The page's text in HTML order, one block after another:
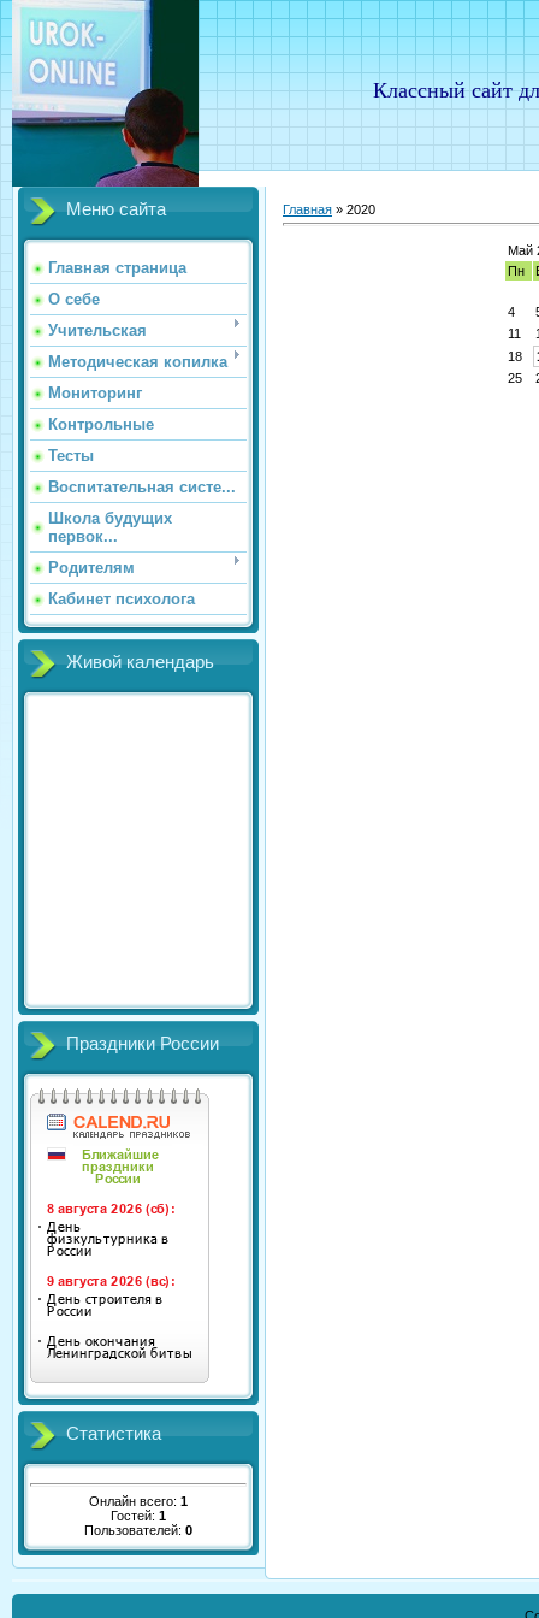
Классный сайт
Меню сайта
Главная страница
О себе
Учительская
Методическая копилка
Мониторинг
Контрольные
Тесты
Воспитательная систе...
Школа будущих
первок...
Родителям
Кабинет психолога
Живой календарь
Праздники России
Статистика
Онлайн всего: 1
Гостей: 1
Пользователей: 0
Главная » 2020
Май
Пн
4
11
18
25